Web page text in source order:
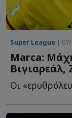
Super League |
Marca:
Βιγιαρεάλ,